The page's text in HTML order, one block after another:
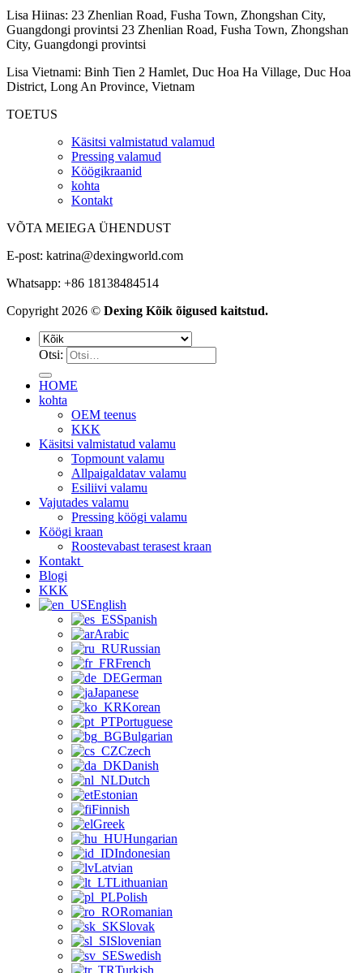
Lisa Hiinas: 23 Zhenlian Road, Fusha Town, Zhongshan City,
Guangdongi provintsi 23 Zhenlian Road, Fusha Town, Zhongshan
City, Guangdongi provintsi
Lisa Vietnami: Binh Tien 2 Hamlet, Duc Hoa Ha Village, Duc Hoa
District, Long An Province, Vietnam
TOETUS
Käsitsi valmistatud valamud
Pressing valamud
Köögikraanid
kohta
Kontakt
VÕTA MEIEGA ÜHENDUST
E-post: katrina@dexingworld.com
Whatsapp: +86 18138484514
Copyright 2026 © Dexing Kõik õigused kaitstud.
Otsi:
HOME
kohta
OEM teenus
KKK
Käsitsi valmistatud valamu
Topmount valamu
Allpaigaldatav valamu
Esiliivi valamu
Vajutades valamu
Pressing köögi valamu
Köögi kraan
Roostevabast terasest kraan
Kontakt
Blogi
KKK
English
Spanish
Arabic
Russian
French
German
Japanese
Korean
Portuguese
Bulgarian
Czech
Danish
Dutch
Estonian
Finnish
Greek
Hungarian
Indonesian
Latvian
Lithuanian
Polish
Romanian
Slovak
Slovenian
Swedish